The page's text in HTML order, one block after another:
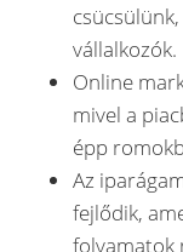
vállalkozók.
Online
mivel a
épp
Az
fejlődik,
folyamatok